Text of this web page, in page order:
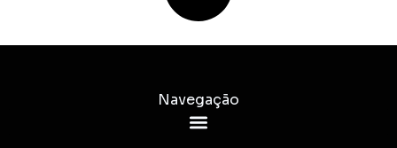
Navegação